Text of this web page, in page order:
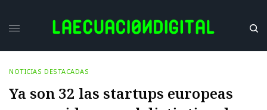
NOTICIAS DESTACADAS
Ya son 32 las startups europeas